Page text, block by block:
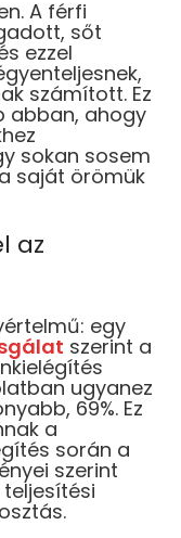
A férfi
sőt
ezzel
számított. Ez
abban, ahogy
sokan sosem
saját örömük
az
egy
szerint a
ugyanez
69%. Ez
a
során a
szerint
2in1 forgó
Ft
KOSÁRBA
-30%